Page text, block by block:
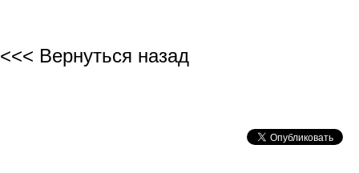
<<< Вернуться назад